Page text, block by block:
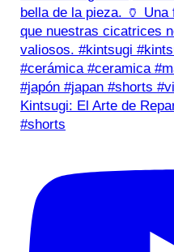
Kintsugi: El Arte de
#shorts